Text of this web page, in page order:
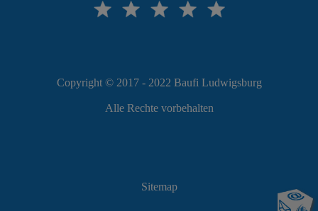
Copyright © 2017 - 2022 Baufi Ludwigsburg
Alle Rechte vorbehalten
Sitemap